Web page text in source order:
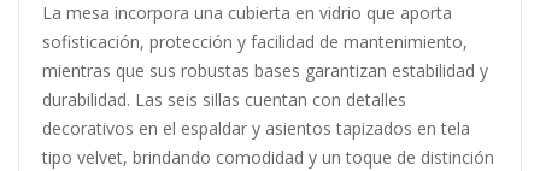
La mesa incorpora una cubierta en vidrio que aporta
sofisticación, protección y facilidad de mantenimiento,
mientras que sus robustas bases garantizan estabilidad y
durabilidad. Las seis sillas cuentan con detalles
decorativos en el espaldar y asientos tapizados en tela
tipo velvet, brindando comodidad y un toque de distinción